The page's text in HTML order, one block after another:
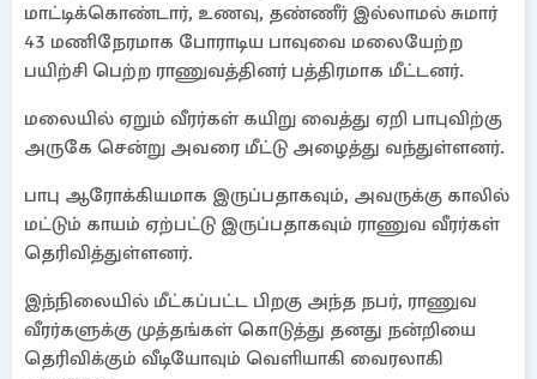
மாட்டிக்கொண்டார், உணவு, தண்ணீர் இல்லாமல் சுமார்
43 மணிநேரமாக போராடிய பாவுவை மலையேற்ற
பயிற்சி பெற்ற ராணுவத்தினர் பத்திரமாக மீட்டனர்.
மலையில் ஏறும் வீரர்கள் கயிறு வைத்து ஏறி பாபுவிற்கு
அருகே சென்று அவரை மீட்டு அழைத்து வந்துள்ளனர்.
பாபு ஆரோக்கியமாக இருப்பதாகவும், அவருக்கு காலில்
மட்டும் காயம் ஏற்பட்டு இருப்பதாகவும் ராணுவ வீரர்கள்
தெரிவித்துள்ளனர்.
இந்நிலையில் மீட்கப்பட்ட பிறகு அந்த நபர், ராணுவ
வீரர்களுக்கு முத்தங்கள் கொடுத்து தனது நன்றியை
தெரிவிக்கும் வீடியோவும் வெளியாகி வைரலாகி